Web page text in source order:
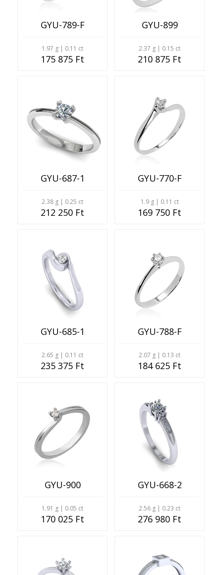
GYU-789-F
1.97 g | 0.11 ct
175 875 Ft
GYU-899
2.37 g | 0.15 ct
210 875 Ft
GYU-687-1
2.38 g | 0.25 ct
212 250 Ft
GYU-770-F
1.9 g | 0.11 ct
169 750 Ft
GYU-685-1
2.65 g | 0.11 ct
235 375 Ft
GYU-788-F
2.07 g | 0.13 ct
184 625 Ft
GYU-900
1.91 g | 0.05 ct
170 025 Ft
GYU-668-2
2.56 g | 0.23 ct
276 980 Ft